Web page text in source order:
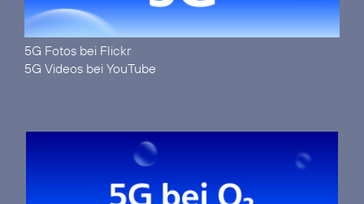
5G Fotos bei Flickr
5G Videos bei YouTube